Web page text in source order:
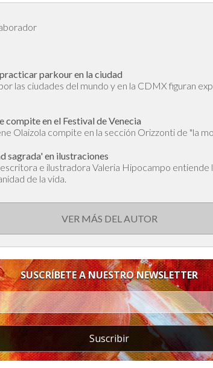
parkour en la ciudad
las ciudades del mundo y en la CDMX figuran
compite en el Festival de Venecia
Olaizola compite en la sección Orizzonti de "la
sagrada' en ilustraciones
e ilustradora Valeria Hipocampo entiende
de la vida.
VER MÁS DEL AUTOR
SUSCRÍBETE A NUESTRO NEWSLETTER
Suscribir